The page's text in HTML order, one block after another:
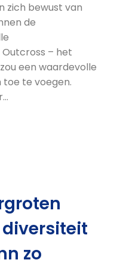
zich bewust van
de
Outcross – het
een waardevolle
toe te voegen.
zo